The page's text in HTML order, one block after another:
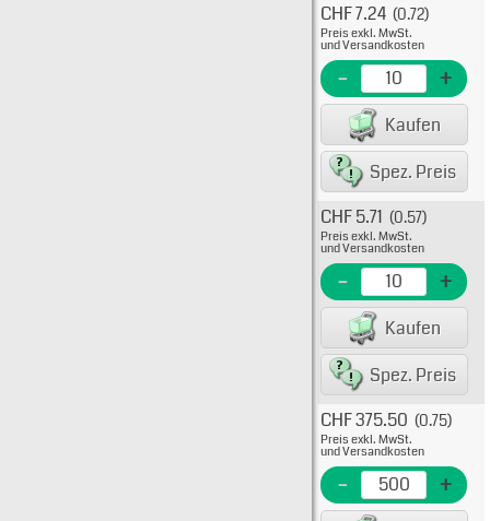
EME
CHF 7.24 (0.72)
Preis exkl. MwSt.
und Versandkosten
- +
Kaufen
Spez. Preis
EME
CHF 5.71 (0.57)
Preis exkl. MwSt.
und Versandkosten
- +
Kaufen
Spez. Preis
Typ:
555-
EME
CHF 375.50 (0.75)
Preis exkl. MwSt.
und Versandkosten
- +